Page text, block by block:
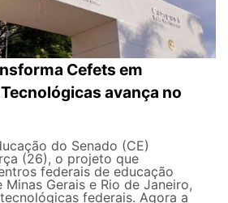
Cefets em
avança no
do Senado (CE)
(26), o projeto que
federais de educação
Gerais e Rio de Janeiro,
federais. Agora a